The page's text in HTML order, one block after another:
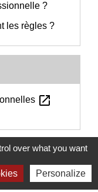
?
les règles ?
open_in_new
sur cette page
over what you want
Personalize